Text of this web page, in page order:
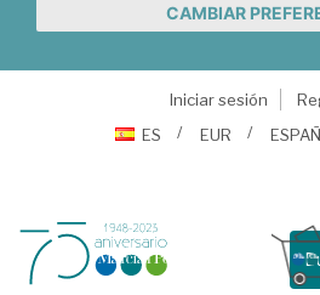
CAMBIAR
Iniciar sesión
ES
EUR